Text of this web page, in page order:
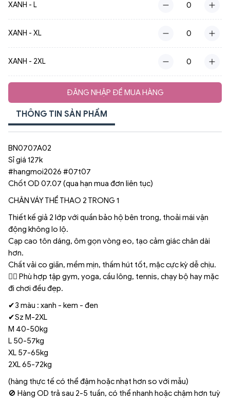
XANH - L
XANH - XL
XANH - 2XL
ĐĂNG NHẬP ĐỂ MUA HÀNG
THÔNG TIN SẢN PHẨM
BN0707A02
Sỉ giá 127k
#hangmoi2026 #07t07
Chốt OD 07.07 (qua hạn mua đơn liên tục)
CHÂN VÁY THỂ THAO 2 TRONG 1
Thiết kế giả 2 lớp với quần bảo hộ bên trong, thoải mái vận
động không lo lộ.
Cạp cao tôn dáng, ôm gọn vòng eo, tạo cảm giác chân dài
hơn.
Chất vải co giãn, mềm mịn, thấm hút tốt, mặc cực kỳ dễ chịu.
🏃‍♀️ Phù hợp tập gym, yoga, cầu lông, tennis, chạy bộ hay mặc
đi chơi đều đẹp.
✔3 màu : xanh - kem - đen
✔Sz M-2XL
M 40-50kg
L 50-57kg
XL 57-65kg
2XL 65-72kg
(hàng thực tế có thể đậm hoặc nhạt hơn so với mẫu)
🚫 Hàng OD trả sau 2-5 tuần, có thể nhanh hoặc chậm hơn tuỳ